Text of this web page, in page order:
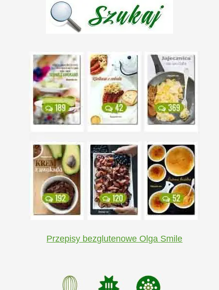
Przepisy bezglutenowe Olga Smile